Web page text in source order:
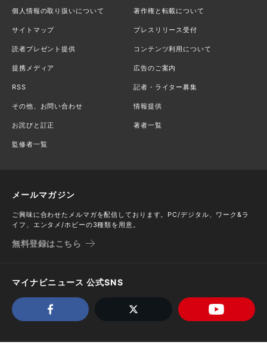
個人情報の取り扱いについて 著作権と転載について
サイトマップ プレスリリース受付
読者プレゼント提供 コンテンツ利用について
提携メディア 広告のご案内
RSS 記者・ライター募集
その他、お問い合わせ 情報提供
お詫びと訂正 著者一覧
監修者一覧
メールマガジン
ご興味に合わせたメルマガを配信しております。PC/デジタル、ワーク&ラ
イフ、エンタメ/ホビーの3種類を用意。
無料登録はこちら
マイナビニュース 公式SNS